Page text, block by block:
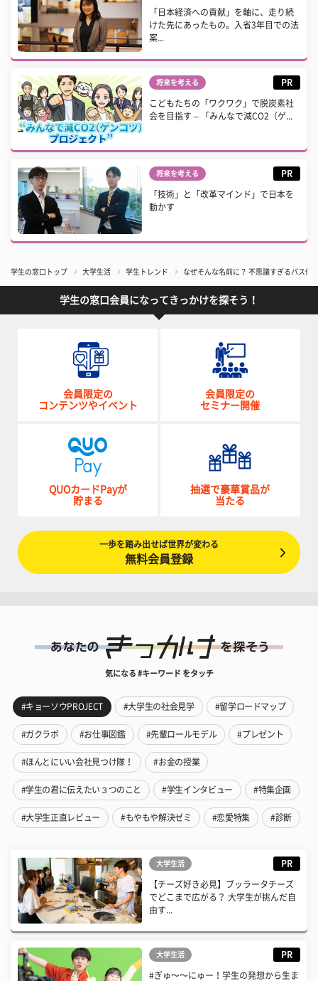
「日本経済への貢献」を軸に、走り続
けた先にあったもの。入省3年目での法
案...
将来を考える PR
こどもたちの「ワクワク」で脱炭素社
会を目指す – 「みんなで減CO2（ゲ...
将来を考える PR
「技術」と「改革マインド」で日本を
動かす
学生の窓口トップ 大学生活 学生トレンド なぜそんな名前に？ 不思議すぎるバス停
学生の窓口会員になってきっかけを探そう！
会員限定の
コンテンツやイベント
会員限定の
セミナー開催
QUOカードPayが
貯まる
抽選で豪華賞品が
当たる
一歩を踏み出せば世界が変わる
無料会員登録
気になる #キーワード をタッチ
#キョーソウPROJECT #大学生の社会見学 #留学ロードマップ
#ガクラボ #お仕事図鑑 #先輩ロールモデル #プレゼント
#ほんとにいい会社見つけ隊！ #お金の授業
#学生の君に伝えたい３つのこと #学生インタビュー #特集企画
#大学生正直レビュー #もやもや解決ゼミ #恋愛特集 #診断
大学生活 PR
【チーズ好き必見】ブッラータチーズ
でどこまで広がる？ 大学生が挑んだ自
由す...
大学生活 PR
#ぎゅ〜〜にゅー！学生の発想から生ま